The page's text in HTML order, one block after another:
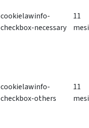
cookielawinfo-
checkbox-necessary
11
mesi
cookielawinfo-
checkbox-others
11
mesi